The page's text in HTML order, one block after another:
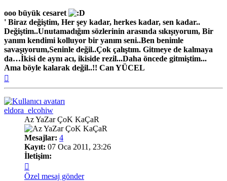
ooo büyük cesaret
' Biraz değiştim, Her şey kadar, herkes kadar, sen kadar..
Değiştim..Unutamadığım sözlerinin arasında sıkışıyorum, Bir
yanım kendimi kolluyor bir yanım seni..Ben benimle
savaşıyorum,Seninle değil..Çok çalıştım. Gitmeye de kalmaya
da…İkisi de aynı acı, ikiside rezil...Daha öncede gitmiştim...
Ama böyle kalarak değil..!! Can YÜCEL
eldora_elcohiw
Az YaZar ÇoK KaÇaR
Mesajlar: 4
Kayıt: 07 Oca 2011, 23:26
İletişim:
eldora_elcohiw
Özel mesaj gönder